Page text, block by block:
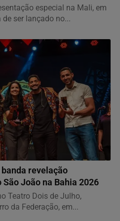
especial na Mali, em
ser lançado no...
banda revelação
João na Bahia 2026
Teatro Dois de Julho,
da Federação, em...